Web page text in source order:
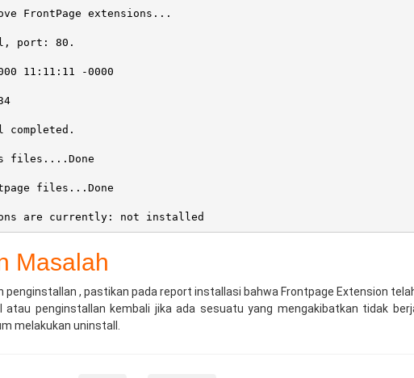
FrontPage extensions...
port: 80.
11:11:11 -0000
files....Done
files...Done
are currently: not installed
Masalah
penginstallan , pastikan pada report installasi bahwa Frontpage Extension
atau penginstallan kembali jika ada sesuatu yang mengakibatkan tidak
melakukan uninstall.